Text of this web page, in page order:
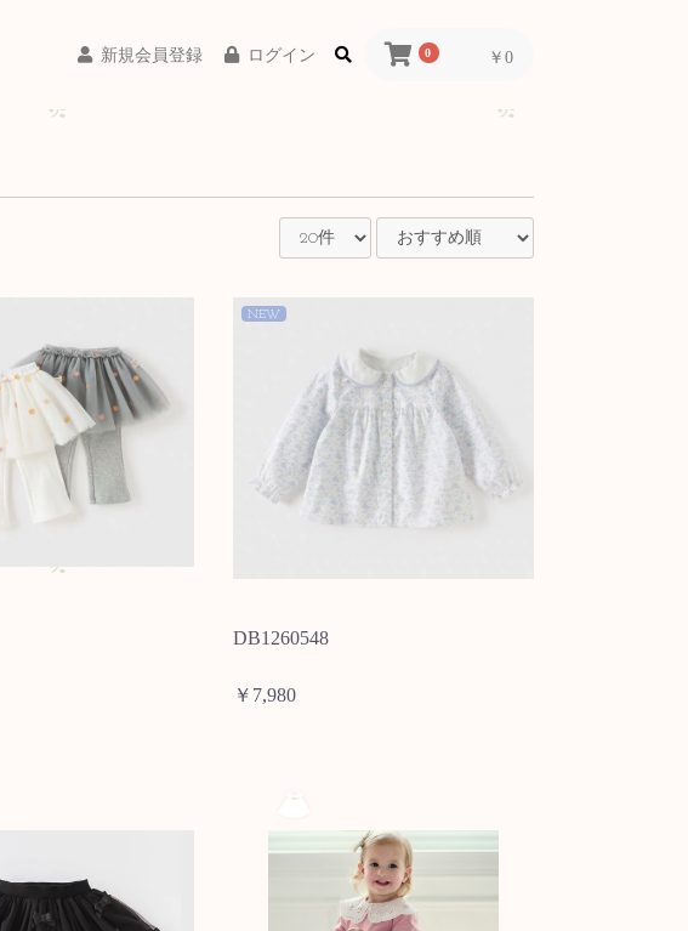
新規会員登録 ログイン 0 ￥0
NEW
DB1260548
￥7,980